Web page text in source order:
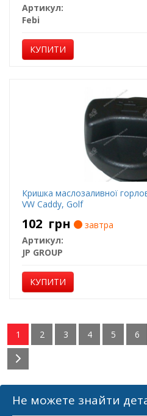
Артикул:
Febi
КУПИТИ
Кришка маслозаливної
VW Caddy, Golf
102 грн
завтра
Артикул:
JP GROUP
КУПИТИ
1 2 3 4 5 6
Не можете знайти